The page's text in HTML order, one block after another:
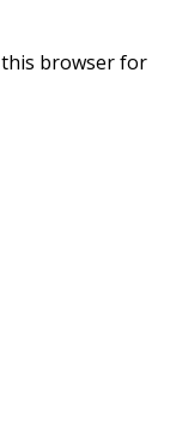
this browser for